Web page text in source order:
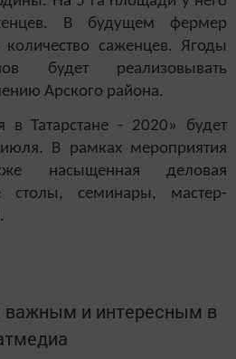
В будущем фермер
количество саженцев. Ягоды
будет реализовывать
Арского района.
в Татарстане - 2020» будет
В рамках мероприятия
насыщенная деловая
столы, семинары, мастер-
и интересным в